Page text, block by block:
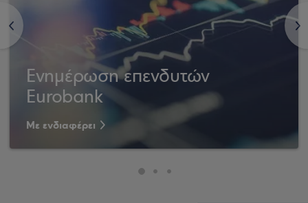
<
Ενημέρωση επενδυτών
Eurobank
Με ενδιαφέρει
>